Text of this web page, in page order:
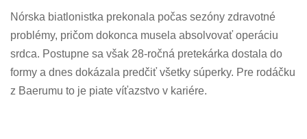
Nórska biatlonistka prekonala počas sezóny zdravotné
problémy, pričom dokonca musela absolvovať operáciu
srdca. Postupne sa však 28-ročná pretekárka dostala do
formy a dnes dokázala predčiť všetky súperky. Pre rodáčku
z Baerumu to je piate víťazstvo v kariére.